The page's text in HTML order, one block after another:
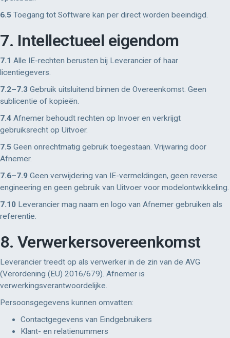
6.5 Toegang tot Software kan per direct worden beëindigd.
7. Intellectueel eigendom
7.1 Alle IE-rechten berusten bij Leverancier of haar
licentiegevers.
7.2–7.3 Gebruik uitsluitend binnen de Overeenkomst. Geen
sublicentie of kopieën.
7.4 Afnemer behoudt rechten op Invoer en verkrijgt
gebruiksrecht op Uitvoer.
7.5 Geen onrechtmatig gebruik toegestaan. Vrijwaring door
Afnemer.
7.6–7.9 Geen verwijdering van IE-vermeldingen, geen reverse
engineering en geen gebruik van Uitvoer voor modelontwikkeling.
7.10 Leverancier mag naam en logo van Afnemer gebruiken als
referentie.
8. Verwerkersovereenkomst
Leverancier treedt op als verwerker in de zin van de AVG
(Verordening (EU) 2016/679). Afnemer is
verwerkingsverantwoordelijke.
Persoonsgegevens kunnen omvatten:
Contactgegevens van Eindgebruikers
Klant- en relatienummers